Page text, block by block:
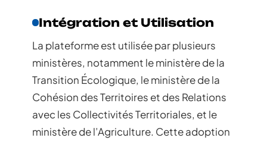
Intégration et Utilisation
La plateforme est utilisée par plusieurs
ministères, notamment le ministère de la
Transition Écologique, le ministère de la
Cohésion des Territoires et des Relations
avec les Collectivités Territoriales, et le
ministère de l’Agriculture. Cette adoption